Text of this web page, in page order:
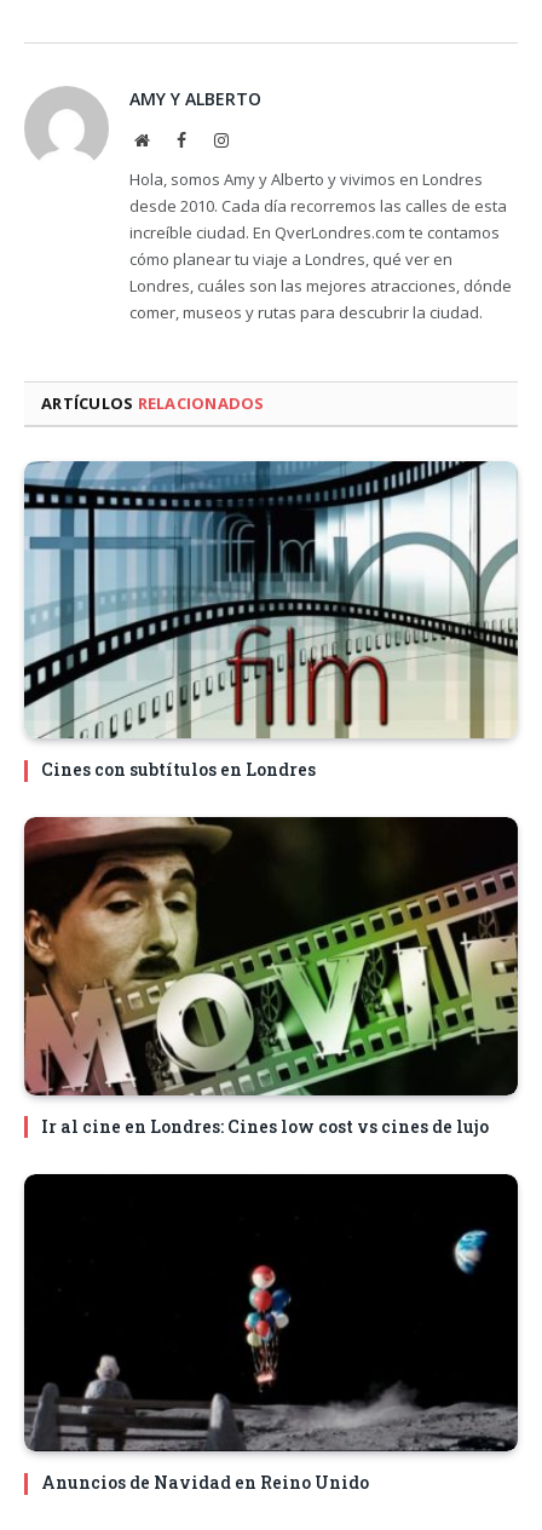
AMY Y ALBERTO
WebsiteFacebookInstagram
Hola, somos Amy y Alberto y vivimos en Londres
desde 2010. Cada día recorremos las calles de esta
increíble ciudad. En QverLondres.com te contamos
cómo planear tu viaje a Londres, qué ver en
Londres, cuáles son las mejores atracciones, dónde
comer, museos y rutas para descubrir la ciudad.
ARTÍCULOS RELACIONADOS
Cines con subtítulos en Londres
Ir al cine en Londres: Cines low cost vs cines de lujo
Anuncios de Navidad en Reino Unido